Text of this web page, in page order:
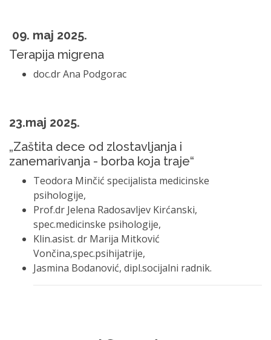
09. maj 2025.
Terapija migrena
doc.dr Ana Podgorac
23.maj 2025.
„Zaštita dece od zlostavljanja i
zanemarivanja - borba koja traje“
Teodora Minčić specijalista medicinske
psihologije,
Prof.dr Jelena Radosavljev Kirćanski,
spec.medicinske psihologije,
Klin.asist. dr Marija Mitković
Vončina,spec.psihijatrije,
Jasmina Bodanović, dipl.socijalni radnik.